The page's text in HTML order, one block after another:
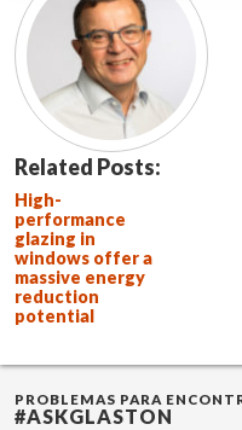
Related Posts:
High-
performance
glazing in
windows offer a
massive energy
reduction
potential
PROBLEMAS PARA
#ASKGLASTON